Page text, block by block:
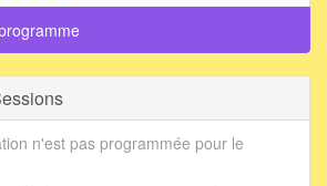
n'est pas programmée pour le